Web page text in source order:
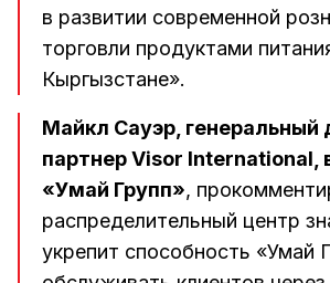
в развитии современной
торговли продуктами
Кыргызстане».
Майкл Сауэр, генеральный
партнер Visor International,
«Умай Групп»,
распределительный центр
укрепит способность «Умай